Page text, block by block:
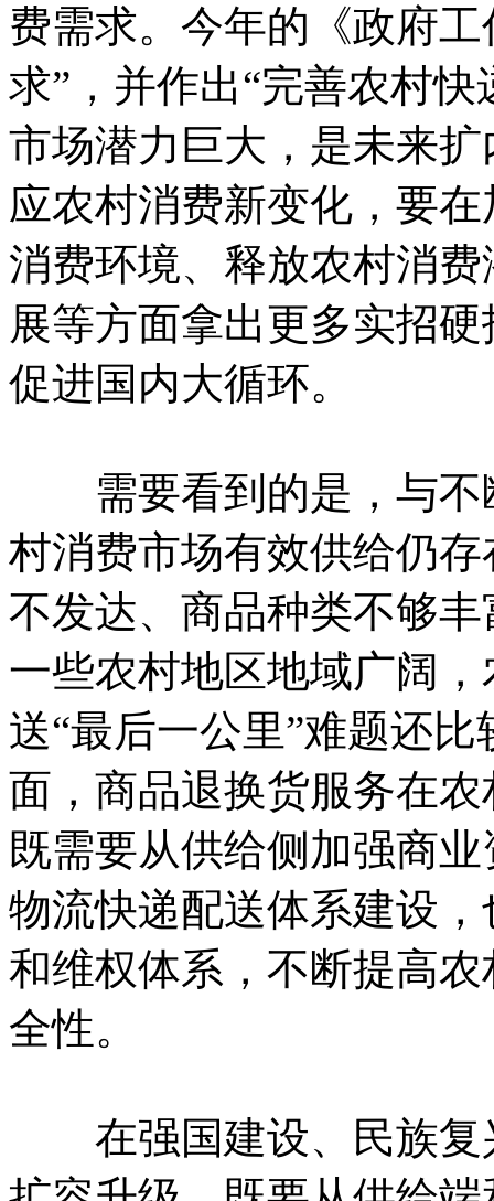
费需求。今年的《政府
求”，并作出“完善农村
市场潜力巨大，是未来
应农村消费新变化，要
消费环境、释放农村消
展等方面拿出更多实招
促进国内大循环。
需要看到的是，与不
村消费市场有效供给仍
不发达、商品种类不够
一些农村地区地域广阔
送“最后一公里”难题还
面，商品退换货服务在
既需要从供给侧加强商
物流快递配送体系建设
和维权体系，不断提高
全性。
在强国建设、民族复